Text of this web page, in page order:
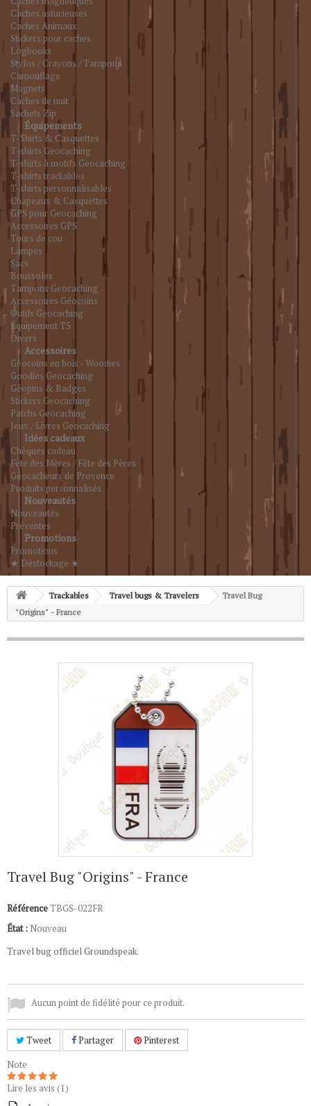
Caches astucieuses
Caches Animaux
Stickers pour caches
Logbooks
Stylos / Crayons / Tampons
Camouflage
Magnets
Caches de nuit
Sachets Zip
Équipements
T-Shirts & Casquettes
T-shirts Geocaching
T-shirts à motifs Geocaching
T-shirts trackables
T-shirts personnalisables
Chapeaux & Casquettes
GPS pour Geocaching
Accessoires GPS
Tours de cou
Lampes
Sacs
Boussoles
Tampons Geocaching
Accessoires Géocoins
Outils Geocaching
Équipement T5
Divers
Accessoires
Géocoins en bois - Woodies
Goodies Geocaching
Géopins & Badges
Stickers Geocaching
Patchs Geocaching
Jeux / Livres Geocaching
Idées cadeaux
Chèques cadeau
Fête des Mères / Fête des Pères
Géocacheurs de Provence
Produits personnalisés
Nouveautés
Nouveautés
Préventes
Promotions
Promotions
★ Déstockage ★
Trackables Travel bugs & Travelers
Travel Bug
"Origins" - France
Travel Bug "Origins" - France
RéférenceTBGS-022FR
État : Nouveau
Travel bug officiel Groundspeak.
Aucun point de fidélité pour ce produit.
Tweet Partager
Pinterest
Note
Lire les avis (1)